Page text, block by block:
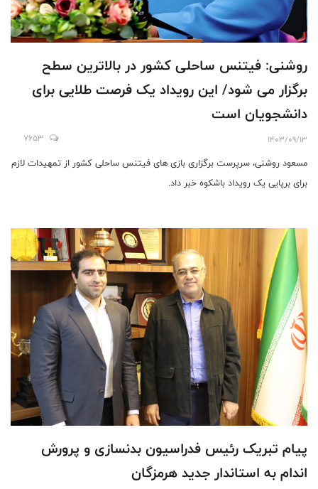
روشنی: فیتنس ساحلی کشور در بالاترین سطح
برگزار می شود/ این رویداد یک فرصت طلایی برای
دانشجویان است
1403/09/13
7653
مسعود روشنی، سرپرست برگزاری بازی های فیتنس ساحلی کشور از تمهیدات لازم
برای برپایی یک رویداد باشکوه خبر داد.
پیام تبریک رئیس فدراسیون بدنسازی و پرورش
اندام به استاندار جدید هرمزگان